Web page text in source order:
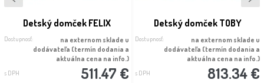
Detský domček FELIX
Dostupnosť:
na externom sklade u
dodávateľa (termín dodania a
aktuálna cena na info.)
s DPH 511.47 €
Detský domček TOBY
Dostupnosť:
na externom sklade u
dodávateľa (termín dodania a
aktuálna cena na info.)
s DPH 813.34 €